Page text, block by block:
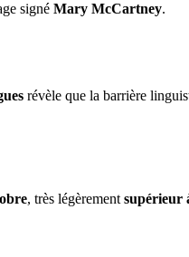
signé Mary McCartney.
révèle que la barrière
, très légèrement supérieur